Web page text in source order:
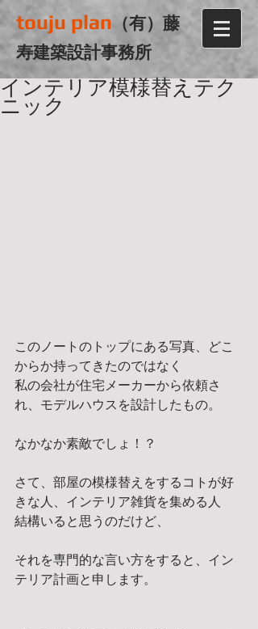
touju plan （有）藤
寿建築設計事務所
インテリア模様替えテク
ニック
このノートのトップにある写真、どこ
からか持ってきたのではなく
私の会社が住宅メーカーから依頼さ
れ、モデルハウスを設計したもの。
なかなか素敵でしょ！？
さて、部屋の模様替えをするコトが好
きな人、インテリア雑貨を集める人
結構いると思うのだけど、
それを専門的な言い方をすると、イン
テリア計画と申します。